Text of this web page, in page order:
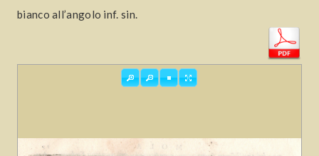
bianco all’angolo inf. sin.